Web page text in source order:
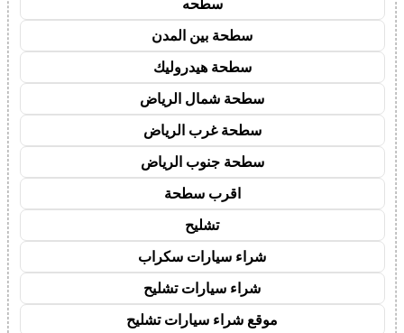
سطحه
سطحة بين المدن
سطحة هيدروليك
سطحة شمال الرياض
سطحة غرب الرياض
سطحة جنوب الرياض
اقرب سطحة
تشليح
شراء سيارات سكراب
شراء سيارات تشليح
موقع شراء سيارات تشليح